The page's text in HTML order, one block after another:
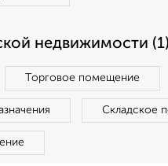
недвижимости (1)
Торговое помещение
Складское